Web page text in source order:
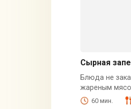
Сырная
Блюда не
жареным
60 мин.